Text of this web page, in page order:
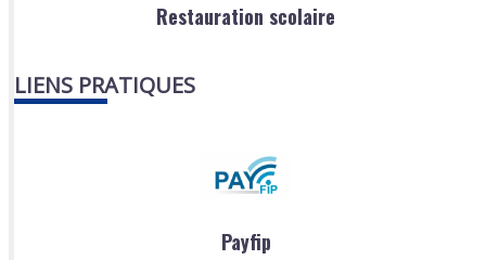
Restauration scolaire
LIENS PRATIQUES
Payfip